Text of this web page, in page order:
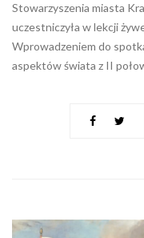
Stowarzyszenia miasta
uczestniczyła w lekcji
Wprowadzeniem do
aspektów świata z II